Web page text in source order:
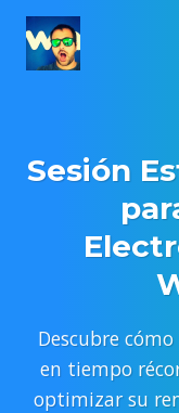
Saltar
contenido
Sesión
Descubre
en tiempo
optimizar su